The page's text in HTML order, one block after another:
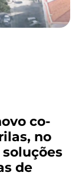
co-
no
de